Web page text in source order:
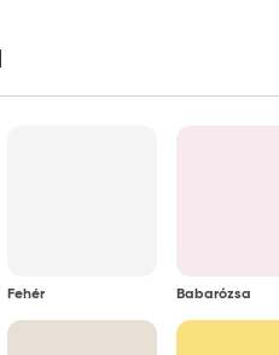
vízzel
Fehér Babarózsa